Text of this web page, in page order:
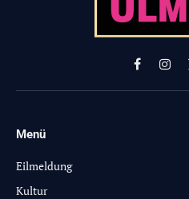
Facebook
Menü
Eilmeldung
Kultur